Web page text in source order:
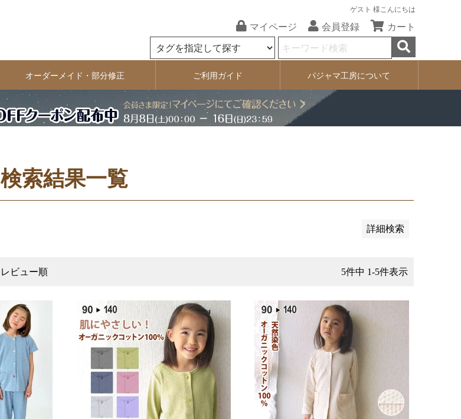
ゲスト 様こんにちは
マイページ 会員登録 カート
オーダーメイド・部分修正 ご利用ガイド パジャマ工房について
検索結果一覧
詳細検索
並び順
新着順 おすすめ順 レビュー順
価格が安い順
検索
レビュー順 5件中 1-5件表示